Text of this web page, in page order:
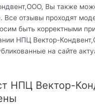
Вы также
Все отзывы проходят
быть корректными
НПЦ Вектор-
на сайте
НПЦ Вектор-